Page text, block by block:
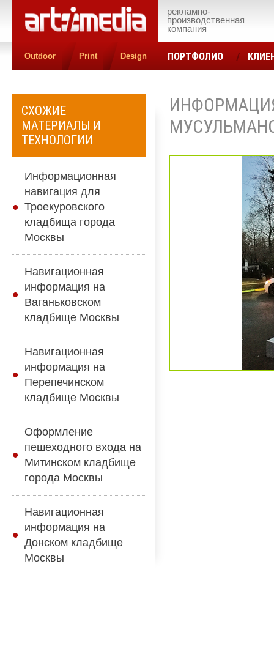
рекламно-
производственная
компания
Outdoor Print Design ПОРТФОЛИО
СХОЖИЕ
МАТЕРИАЛЫ И
ТЕХНОЛОГИИ
Информационная
навигация для
Троекуровского
кладбища города
Москвы
Навигационная
информация на
Ваганьковском
кладбище Москвы
Навигационная
информация на
Перепечинском
кладбище Москвы
Оформление
пешеходного входа на
Митинском кладбище
города Москвы
Навигационная
информация на
Донском кладбище
Москвы